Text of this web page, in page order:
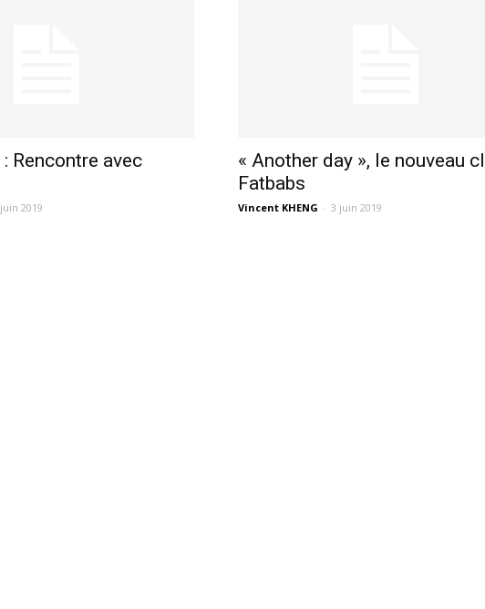
Rencontre avec
2019
« Another day », le nouveau
Fatbabs
Vincent KHENG - 3 juin 2019